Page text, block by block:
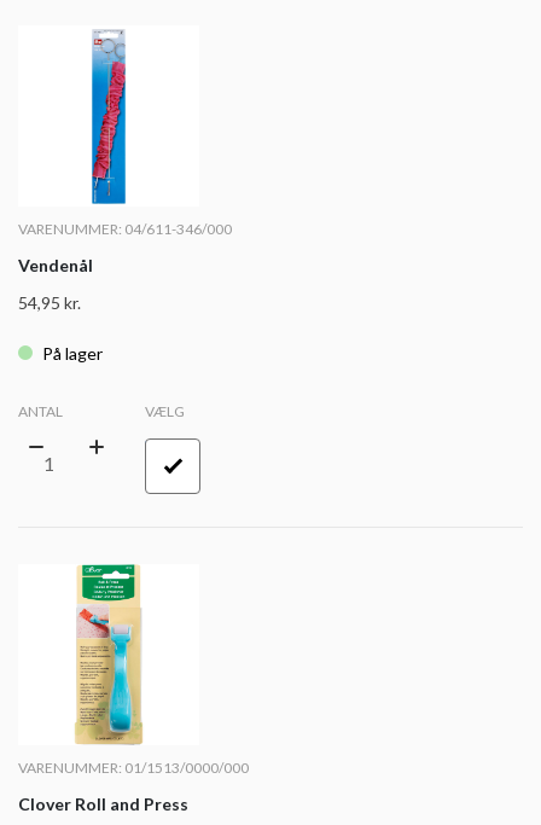
VARENUMMER: 04/611-346/000
Vendenål
54,95 kr.
På lager
ANTAL VÆLG
VARENUMMER: 01/1513/0000/000
Clover Roll and Press